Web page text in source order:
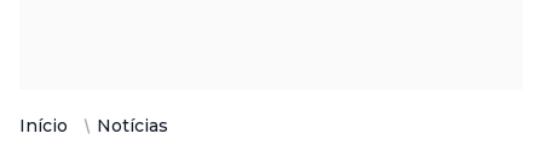
Início Notícias